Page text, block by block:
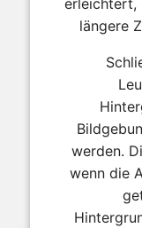
erleichtert,
längere
werden.
wenn die